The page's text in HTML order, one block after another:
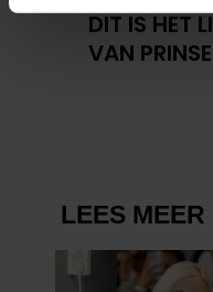
intrekken in de
We gebruiken cookies
informatie die u aan ze
verzameld op basis
gaat akkoord met onze
DIT IS HET
VAN